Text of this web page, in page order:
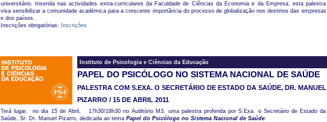
universitário. Inserida nas actividades extra-curriculares da Faculdade de Ciências da Economia e da Empresa, esta palestra
visa sensibilizar a comunidade académica para a crescente importância do processo de globalização nos destinos das empresas
e dos países.
Inscrições obrigatórias:
Inscrições
Instituto de Psicologia e Ciências da Educação
PAPEL DO PSICÓLOGO NO SISTEMA NACIONAL DE SAÚDE
PALESTRA COM S.EXA. O SECRETÁRIO DE ESTADO DA SAÚDE, DR. MANUEL
PIZARRO / 15 DE ABRIL 2011
Terá lugar, no dia 15 de Abril, 17h30/18h30 no Auditório M3, uma palestra proferida por S.Exa. o Secretário de Estado da
Saúde, Sr. Dr. Manuel Pizarro, dedicada ao tema Papel do Psicólogo no Sistema Nacional de Saúde.